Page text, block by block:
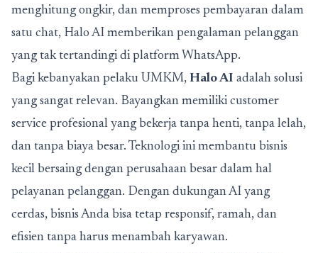
menghitung ongkir, dan memproses pembayaran dalam
satu chat, Halo AI memberikan pengalaman pelanggan
yang tak tertandingi di platform WhatsApp.
Bagi kebanyakan pelaku UMKM, Halo AI adalah solusi
yang sangat relevan. Bayangkan memiliki customer
service profesional yang bekerja tanpa henti, tanpa lelah,
dan tanpa biaya besar. Teknologi ini membantu bisnis
kecil bersaing dengan perusahaan besar dalam hal
pelayanan pelanggan. Dengan dukungan AI yang
cerdas, bisnis Anda bisa tetap responsif, ramah, dan
efisien tanpa harus menambah karyawan.